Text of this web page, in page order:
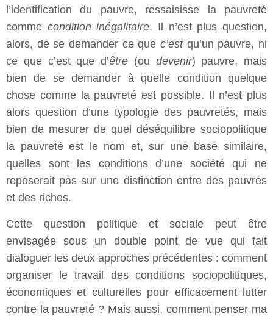
l’identification du pauvre, ressaisisse la pauvreté
comme condition inégalitaire. Il n’est plus question,
alors, de se demander ce que c’est qu’un pauvre, ni
ce que c’est que d’être (ou devenir) pauvre, mais
bien de se demander à quelle condition quelque
chose comme la pauvreté est possible. Il n’est plus
alors question d’une typologie des pauvretés, mais
bien de mesurer de quel déséquilibre sociopolitique
la pauvreté est le nom et, sur une base similaire,
quelles sont les conditions d’une société qui ne
reposerait pas sur une distinction entre des pauvres
et des riches.
Cette question politique et sociale peut être
envisagée sous un double point de vue qui fait
dialoguer les deux approches précédentes : comment
organiser le travail des conditions sociopolitiques,
économiques et culturelles pour efficacement lutter
contre la pauvreté ? Mais aussi, comment penser ma